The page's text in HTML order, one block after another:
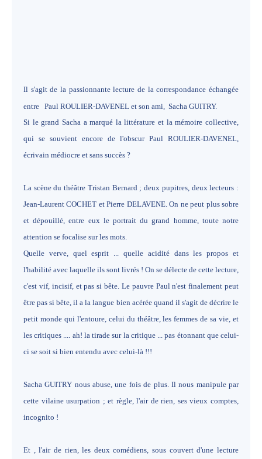
Il s'agit de la passionnante lecture de la correspondance échangée
entre Paul ROULIER-DAVENEL et son ami, Sacha GUITRY.
Si le grand Sacha a marqué la littérature et la mémoire collective,
qui se souvient encore de l'obscur Paul ROULIER-DAVENEL,
écrivain médiocre et sans succès ?
La scène du théâtre Tristan Bernard ; deux pupitres, deux lecteurs :
Jean-Laurent COCHET et Pierre DELAVENE. On ne peut plus sobre
et dépouillé, entre eux le portrait du grand homme, toute notre
attention se focalise sur les mots.
Quelle verve, quel esprit ... quelle acidité dans les propos et
l'habilité avec laquelle ils sont livrés ! On se délecte de cette lecture,
c'est vif, incisif, et pas si bête. Le pauvre Paul n'est finalement peut
être pas si bête, il a la langue bien acérée quand il s'agit de décrire le
petit monde qui l'entoure, celui du théâtre, les femmes de sa vie, et
les critiques .... ah! la tirade sur la critique ... pas étonnant que celui-
ci se soit si bien entendu avec celui-là !!!
Sacha GUITRY nous abuse, une fois de plus. Il nous manipule par
cette vilaine usurpation ; et règle, l'air de rien, ses vieux comptes,
incognito !
Et , l'air de rien, les deux comédiens, sous couvert d'une lecture